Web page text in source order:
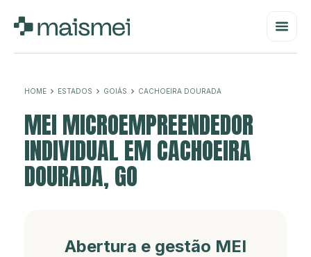
HOME ESTADOS GOIÁS CACHOEIRA DOURADA
MEI MICROEMPREENDEDOR
INDIVIDUAL EM CACHOEIRA
DOURADA, GO
Abertura e gestão MEI